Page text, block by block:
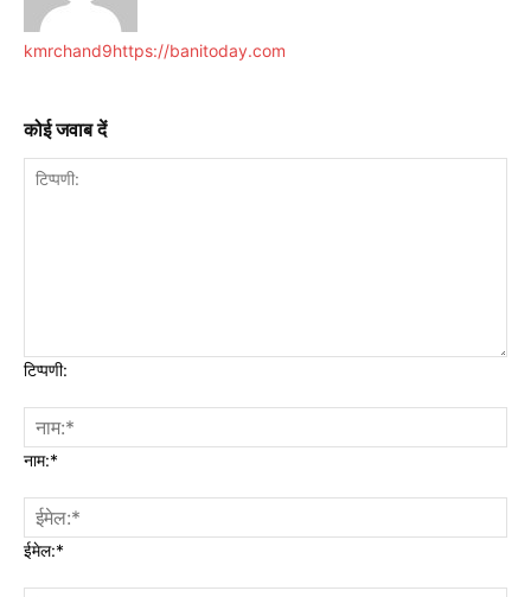
kmrchand9https://banitoday.com
कोई जवाब दें
टिप्पणी:
नाम:*
ईमेल:*